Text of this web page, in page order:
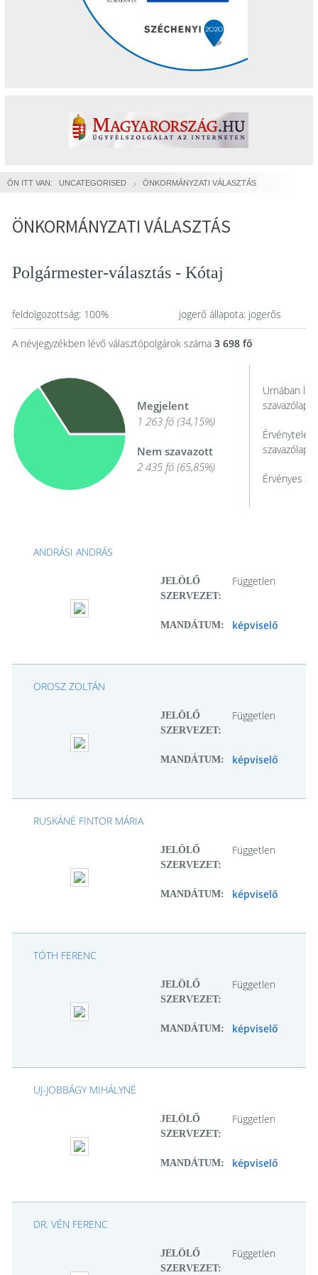
ÖN ITT VAN: UNCATEGORISED ÖNKORMÁNYZATI VÁLASZTÁS
ÖNKORMÁNYZATI VÁLASZTÁS
Polgármester-választás - Kótaj
feldolgozottság: 100% jogerő állapota: jogerős
A névjegyzékben lévő választópolgárok száma 3 698 fő
Megjelent
1 263 fő (34,15%)
Nem szavazott
2 435 fő (65,85%)
Urnában
Érvényes
ANDRÁSI ANDRÁS
JELÖLŐ
SZERVEZET:
Független
MANDÁTUM: képviselő
OROSZ ZOLTÁN
JELÖLŐ
SZERVEZET:
Független
MANDÁTUM: képviselő
RUSKÁNÉ FINTOR MÁRIA
JELÖLŐ
SZERVEZET:
Független
MANDÁTUM: képviselő
TÓTH FERENC
JELÖLŐ
SZERVEZET:
Független
MANDÁTUM: képviselő
UJ-JOBBÁGY MIHÁLYNÉ
JELÖLŐ
SZERVEZET:
Független
MANDÁTUM: képviselő
DR. VÉN FERENC
JELÖLŐ
SZERVEZET:
Független